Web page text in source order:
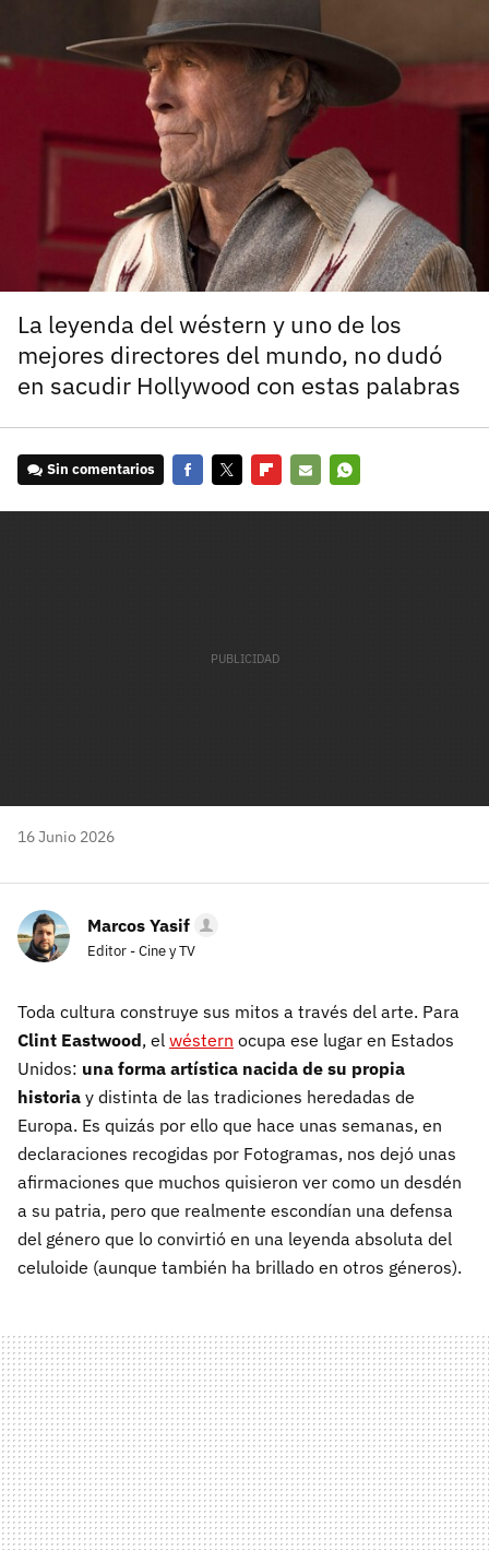
La leyenda del wéstern y uno de los
mejores directores del mundo, no dudó
en sacudir Hollywood con estas palabras
Sin comentarios
16 Junio 2026
Marcos Yasif
Editor - Cine y TV
Toda cultura construye sus mitos a través del arte. Para
Clint Eastwood, el wéstern ocupa ese lugar en Estados
Unidos: una forma artística nacida de su propia
historia y distinta de las tradiciones heredadas de
Europa. Es quizás por ello que hace unas semanas, en
declaraciones recogidas por Fotogramas, nos dejó unas
afirmaciones que muchos quisieron ver como un desdén
a su patria, pero que realmente escondían una defensa
del género que lo convirtió en una leyenda absoluta del
celuloide (aunque también ha brillado en otros géneros).
¿Todavía no tienes cuenta?
Regístrate gratis
El inicio de sesión con Facebook ya no está
disponible, pero puedes seguir usando tu cuenta
de 3DJuegos:
Recupera tu acceso con Facebook
carácter inicial), pero no mayúsculas, espacios, tildes
o caracteres especiales.
He leído y acepto lapolitica de privacidad y
de participación
Registrarse en 3DJuegos
Entra con Google
¿Ya tienes cuenta?